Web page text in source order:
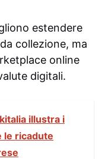
estendere
collezione, ma
online
digitali.
illustra i
le ricadute